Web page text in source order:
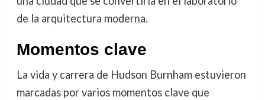
de la arquitectura moderna.
Momentos clave
La vida y carrera de Hudson Burnham estuvieron
marcadas por varios momentos clave que